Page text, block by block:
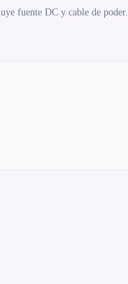
fuente DC y cable de poder.